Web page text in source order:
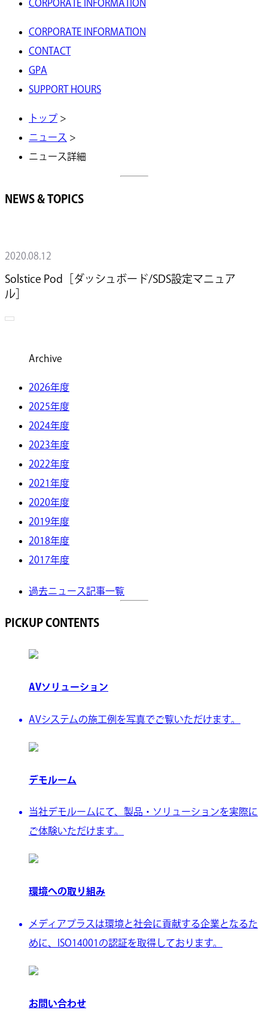
CORPORATE INFORMATION
CORPORATE INFORMATION
CONTACT
GPA
SUPPORT HOURS
トップ >
ニュース >
ニュース詳細
NEWS & TOPICS
2020.08.12
Solstice Pod［ダッシュボード/SDS設定マニュア
ル］
Archive
2026年度
2025年度
2024年度
2023年度
2022年度
2021年度
2020年度
2019年度
2018年度
2017年度
過去ニュース記事一覧
PICKUP CONTENTS
AVソリューション
AVシステムの施工例を写真でご覧いただけます。
デモルーム
当社デモルームにて、製品・ソリューションを実際に
ご体験いただけます。
環境への取り組み
メディアプラスは環境と社会に貢献する企業となるた
めに、ISO14001の認証を取得しております。
お問い合わせ